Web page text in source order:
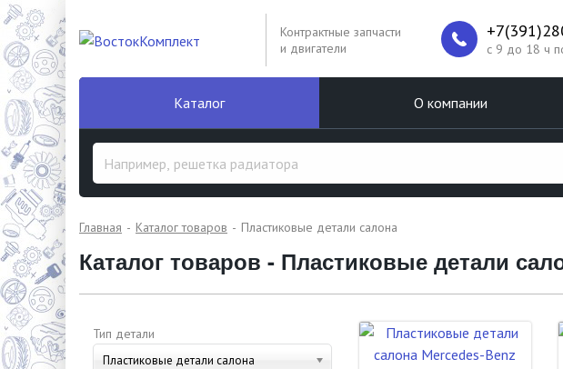
Контрактные запчасти
и двигатели
c 9 до 18 ч
Каталог О компании
Главная Каталог товаров Пластиковые детали салона
Каталог товаров - Пластиковые детали
Тип детали
Пластиковые детали салона